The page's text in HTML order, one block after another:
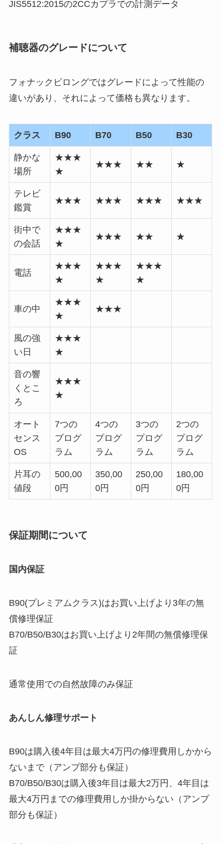
JIS5512:2015の2CCカプラでの計測データ
補聴器のグレードについて
フォナックビロングではグレードによって性能の
違いがあり、それによって価格も異なります。
クラス B90 B70 B50 B30
静かな
場所
★★★
★
★★★ ★★ ★
テレビ
鑑賞
★★★ ★★★ ★★★ ★★★
街中で
の会話
★★★
★
★★★ ★★ ★
電話
★★★
★
★★★
★
★★★
★
車の中
★★★
★
★★★
風の強
い日
★★★
★
音の響
くとこ
ろ
★★★
★
オート
センス
OS
7つの
プログ
ラム
4つの
プログ
ラム
3つの
プログ
ラム
2つの
プログ
ラム
片耳の
値段
500,00
0円
350,00
0円
250,00
0円
180,00
0円
保証期間について
国内保証
B90(プレミアムクラス)はお買い上げより3年の無
償修理保証
B70/B50/B30はお買い上げより2年間の無償修理保
証
通常使用での自然故障のみ保証
あんしん修理サポート
B90は購入後4年目は最大4万円の修理費用しかから
ないまで（アンプ部分も保証）
B70/B50/B30は購入後3年目は最大2万円、4年目は
最大4万円までの修理費用しか掛からない（アンプ
部分も保証）